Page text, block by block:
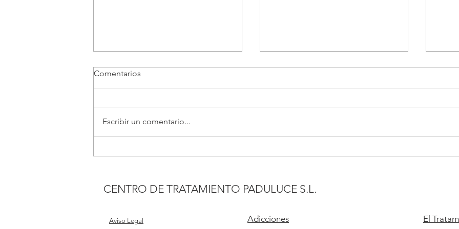
Comentarios
Escribir un comentario...
CENTRO DE TRATAMIENTO PADULUCE S.L.
Aviso Legal Adicciones El